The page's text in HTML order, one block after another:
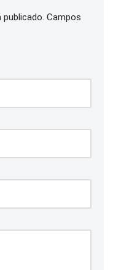
publicado. Campos